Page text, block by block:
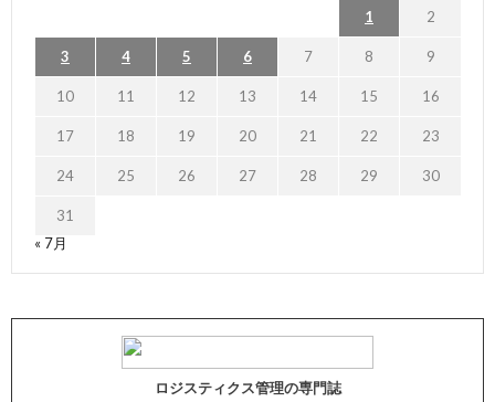
1 2
3 4 5 6 7 8 9
10 11 12 13 14 15 16
17 18 19 20 21 22 23
24 25 26 27 28 29 30
31
« 7月
ロジスティクス管理の専門誌